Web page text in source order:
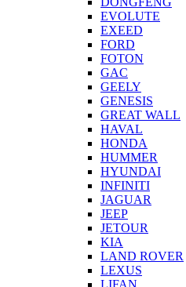
EVOLUTE
EXEED
FORD
FOTON
GAC
GEELY
GENESIS
GREAT WALL
HAVAL
HONDA
HUMMER
HYUNDAI
INFINITI
JAGUAR
JEEP
JETOUR
KIA
LAND ROVER
LEXUS
LIFAN